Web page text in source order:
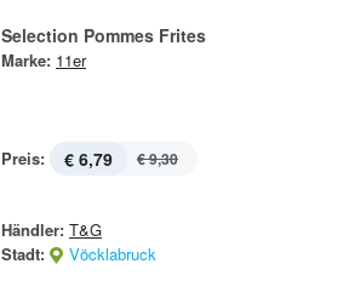
Selection Pommes Frites
Marke: 11er
Preis: € 6,79 € 9,30
Händler: T&G
Stadt:
Vöcklabruck